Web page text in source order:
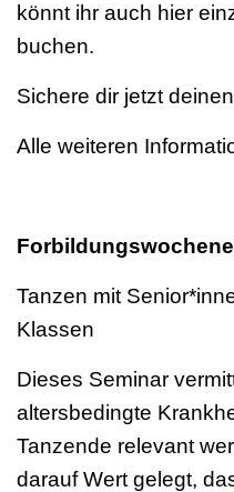
könnt ihr auch hier
buchen.
Sichere dir jetzt
Alle weiteren
Tanzen mit
Klassen
Dieses Seminar
altersbedingte
Tanzende relevant
darauf Wert gelegt,